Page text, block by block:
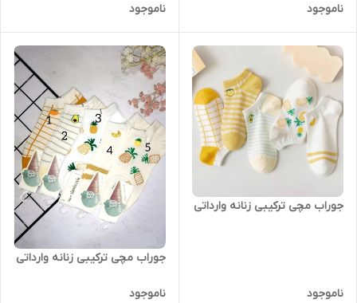
ناموجود ناموجود
جوراب مچی ترکیبی زنانه وارداتی
ناموجود
جوراب مچی ترکیبی زنانه وارداتی
ناموجود